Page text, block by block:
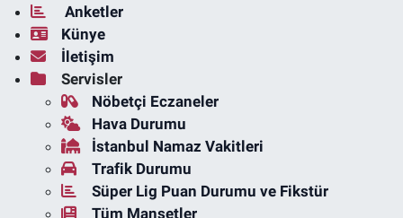
Anketler
Künye
İletişim
Servisler
Nöbetçi Eczaneler
Hava Durumu
İstanbul Namaz Vakitleri
Trafik Durumu
Süper Lig Puan Durumu ve Fikstür
Tüm Manşetler